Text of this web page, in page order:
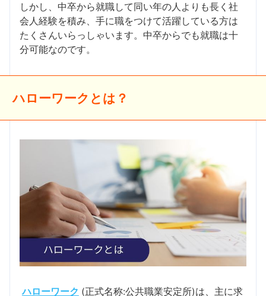
しかし、中卒から就職して同い年の人よりも長く社
会人経験を積み、手に職をつけて活躍している方は
たくさんいらっしゃいます。中卒からでも就職は十
分可能なのです。
ハローワークとは？
ハローワーク (正式名称:公共職業安定所)は、主に求